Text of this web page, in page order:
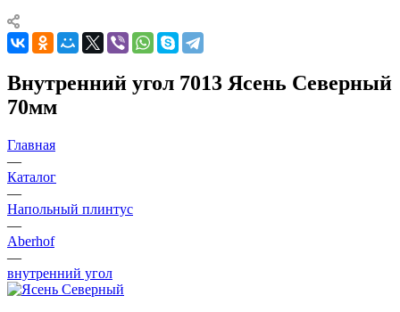
Внутренний угол 7013 Ясень Северный
70мм
Главная
—
Каталог
—
Напольный плинтус
—
Aberhof
—
внутренний угол